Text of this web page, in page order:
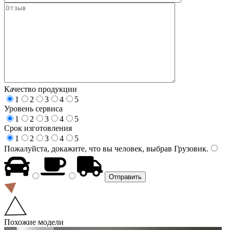
Качество продукции
1
2 3 4
5
Уровень сервиса
1
2 3 4
5
Срок изготовления
1
2 3 4
5
Пожалуйста, докажите, что вы человек, выбрав Грузовик.
Похожие модели